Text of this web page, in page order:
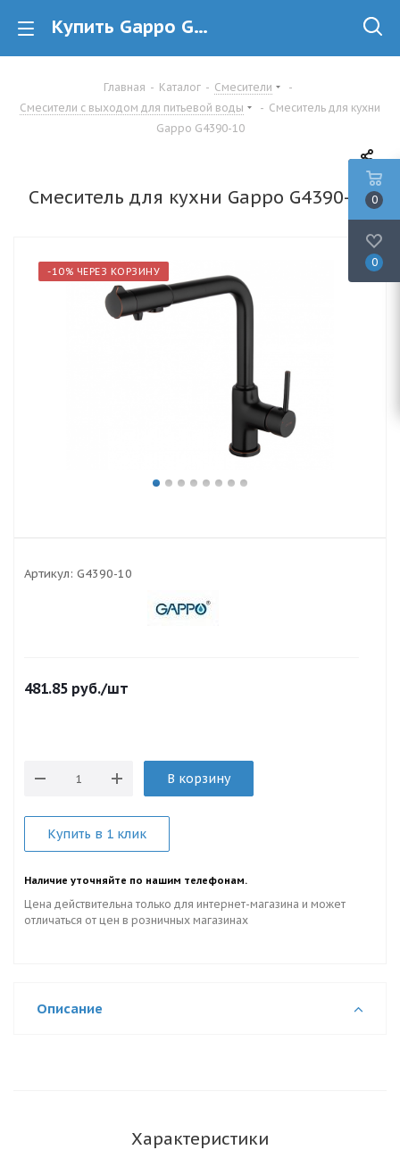
Купить Gappo G4390-10 однорычажный смеситель, под фильтр для кухни в Минске
Главная - Каталог - Смесители
-
Смесители с выходом для питьевой воды
- Смеситель для кухни
Gappo G4390-10
Смеситель для кухни Gappo G4390-10
-10% ЧЕРЕЗ КОРЗИНУ
Артикул: G4390-10
481.85 руб./шт
В корзину
Купить в 1 клик
Наличие уточняйте по нашим телефонам.
Цена действительна только для интернет-магазина и может
отличаться от цен в розничных магазинах
Описание
Характеристики
0
0